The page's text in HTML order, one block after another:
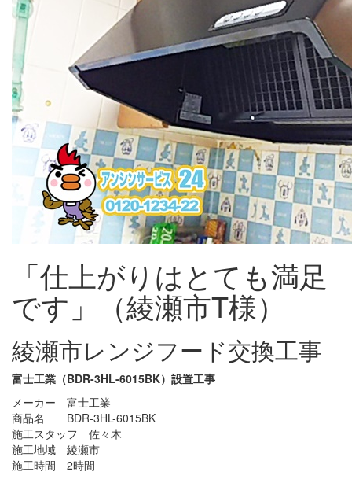
「仕上がりはとても満足
です」（綾瀬市T様）
綾瀬市レンジフード交換工事
富士工業（BDR-3HL-6015BK）設置工事
メーカー 富士工業
商品名 BDR-3HL-6015BK
施工スタッフ 佐々木
施工地域 綾瀬市
施工時間 2時間